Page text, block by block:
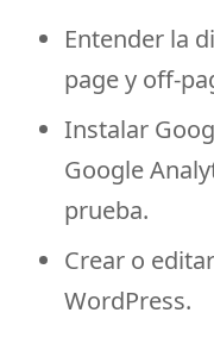
Entender la
page y off-
Instalar
Google
prueba.
Crear o
WordPress.